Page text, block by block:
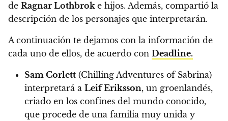
de Ragnar Lothbrok e hijos. Además, compartió la
descripción de los personajes que interpretarán.
A continuación te dejamos con la información de
cada uno de ellos, de acuerdo con Deadline.
Sam Corlett (Chilling Adventures of Sabrina)
interpretará a Leif Eriksson, un groenlandés,
criado en los confines del mundo conocido,
que procede de una familia muy unida y